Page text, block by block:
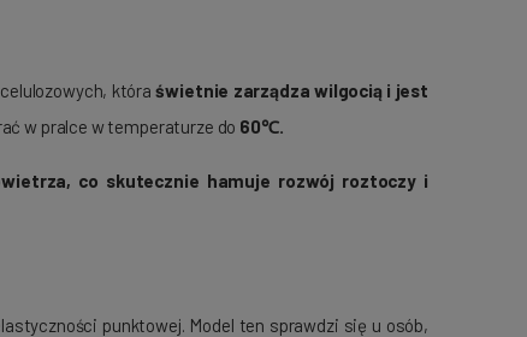
któraświetnie zarządza wilgocią i jest
w pralce w temperaturze do 60℃.
co skutecznie hamuje rozwój roztoczy i
punktowej. Model ten sprawdzi się u osób,